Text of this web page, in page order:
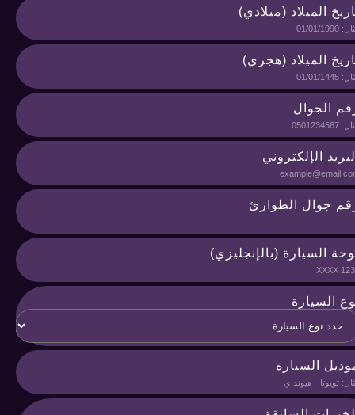
الميلاد (ميلادي)
الميلاد (هجري)
الجوال
الإلكتروني
جوال الطوارئ
السيارة (بالإنجليزي)
السيارة
السيارة